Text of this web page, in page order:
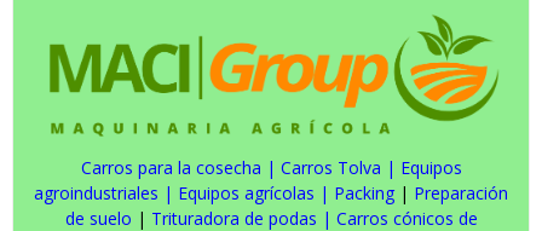
Carros para la cosecha | Carros Tolva | Equipos
agroindustriales | Equipos agrícolas | Packing | Preparación
de suelo | Trituradora de podas | Carros cónicos de